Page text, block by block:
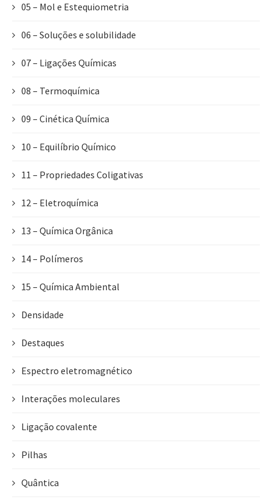
05 – Mol e Estequiometria
06 – Soluções e solubilidade
07 – Ligações Químicas
08 – Termoquímica
09 – Cinética Química
10 – Equilíbrio Químico
11 – Propriedades Coligativas
12 – Eletroquímica
13 – Química Orgânica
14 – Polímeros
15 – Química Ambiental
Densidade
Destaques
Espectro eletromagnético
Interações moleculares
Ligação covalente
Pilhas
Quântica